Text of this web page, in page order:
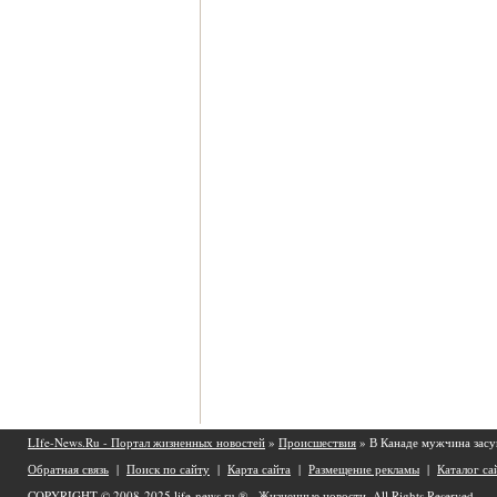
LIfe-News.Ru - Портал жизненных новостей » Происшествия » В Канаде мужчина
Обратная связь | Поиск по сайту | Карта сайта | Размещение рекламы | Каталог